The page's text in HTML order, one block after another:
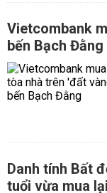
Vietcombank
bến Bạch Đằng
Danh tính Bất
tuổi vừa mua